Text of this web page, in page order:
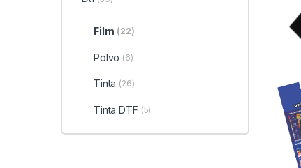
Film (22)
Polvo (6)
Tinta (26)
Tinta DTF (5)